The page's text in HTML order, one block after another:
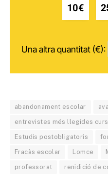
10€
Una altra quantitat (€):
abandonament escolar
entrevistes més llegides curs
Estudis postobligatoris
Fracàs escolar Lomce
professorat renidició de